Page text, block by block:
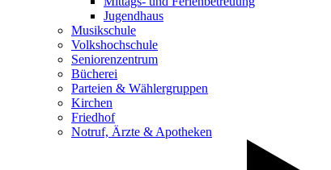
Jugendhaus
Musikschule
Volkshochschule
Seniorenzentrum
Bücherei
Parteien & Wählergruppen
Kirchen
Friedhof
Notruf, Ärzte & Apotheken